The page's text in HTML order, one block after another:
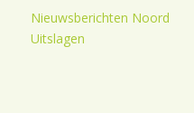
Nieuwsberichten Noord
Uitslagen